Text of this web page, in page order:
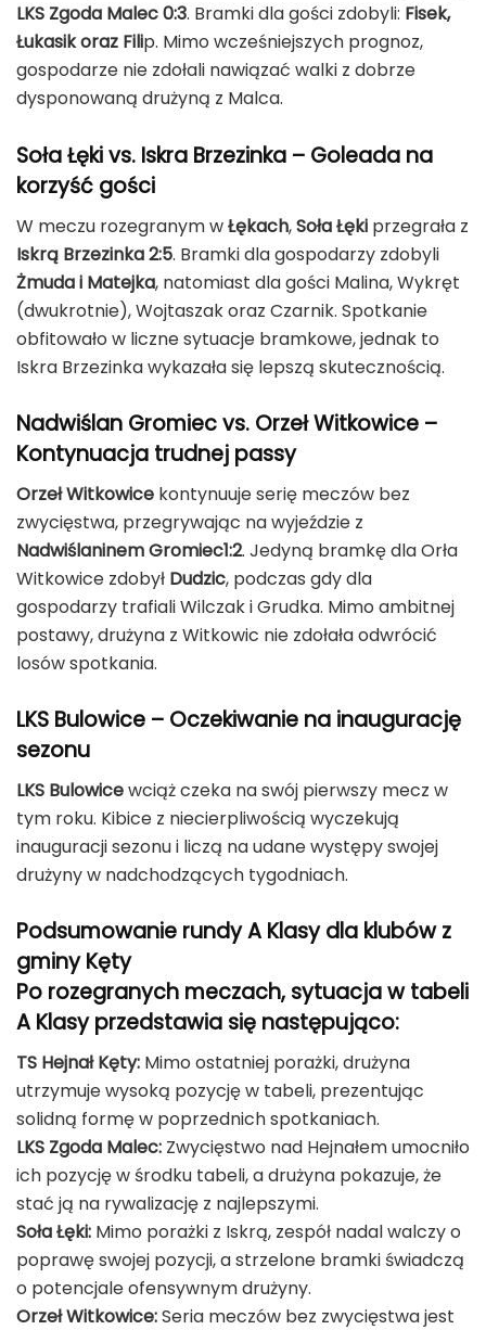
LKS Zgoda Malec0:3. Bramki dla gości zdobyli: Fisek,
Łukasik oraz Filip. Mimo wcześniejszych prognoz,
gospodarze nie zdołali nawiązać walki z dobrze
dysponowaną drużyną z Malca.
Soła Łęki vs. Iskra Brzezinka – Goleada na
korzyść gości
W meczu rozegranym wŁękach,Soła Łęki przegrała z
Iskrą Brzezinka 2:5. Bramki dla gospodarzy zdobyli
Żmuda i Matejka, natomiast dla gości Malina, Wykręt
(dwukrotnie), Wojtaszak oraz Czarnik. Spotkanie
obfitowało w liczne sytuacje bramkowe, jednak to
Iskra Brzezinka wykazała się lepszą skutecznością.
Nadwiślan Gromiec vs. Orzeł Witkowice –
Kontynuacja trudnej passy
Orzeł Witkowice kontynuuje serię meczów bez
zwycięstwa, przegrywając na wyjeździe z
Nadwiślaninem Gromiec1:2. Jedyną bramkę dla Orła
Witkowice zdobył Dudzic, podczas gdy dla
gospodarzy trafiali Wilczak i Grudka. Mimo ambitnej
postawy, drużyna z Witkowic nie zdołała odwrócić
losów spotkania.
LKS Bulowice – Oczekiwanie na inaugurację
sezonu
LKS Bulowicewciąż czeka na swój pierwszy mecz w
tym roku. Kibice z niecierpliwością wyczekują
inauguracji sezonu i liczą na udane występy swojej
drużyny w nadchodzących tygodniach.
Podsumowanie rundy A Klasy dla klubów z
gminy Kęty
Po rozegranych meczach, sytuacja w tabeli
A Klasy przedstawia się następująco:
TS Hejnał Kęty: Mimo ostatniej porażki, drużyna
utrzymuje wysoką pozycję w tabeli, prezentując
solidną formę w poprzednich spotkaniach.
LKS Zgoda Malec: Zwycięstwo nad Hejnałem umocniło
ich pozycję w środku tabeli, a drużyna pokazuje, że
stać ją na rywalizację z najlepszymi.
Soła Łęki: Mimo porażki z Iskrą, zespół nadal walczy o
poprawę swojej pozycji, a strzelone bramki świadczą
o potencjale ofensywnym drużyny.
Orzeł Witkowice:Seria meczów bez zwycięstwa jest